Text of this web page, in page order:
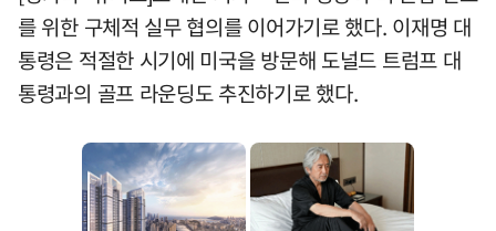
를 위한 구체적 실무 협의를 이어가기로 했다. 이재명 대
통령은 적절한 시기에 미국을 방문해 도널드 트럼프 대
통령과의 골프 라운딩도 추진하기로 했다.